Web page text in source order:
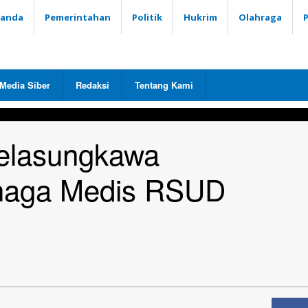
Pemerintahan Politik Hukrim Olahraga
Siber Redaksi Tentang Kami
Medis RSUD